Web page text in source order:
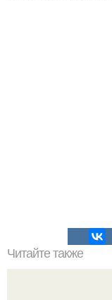
Читайте также